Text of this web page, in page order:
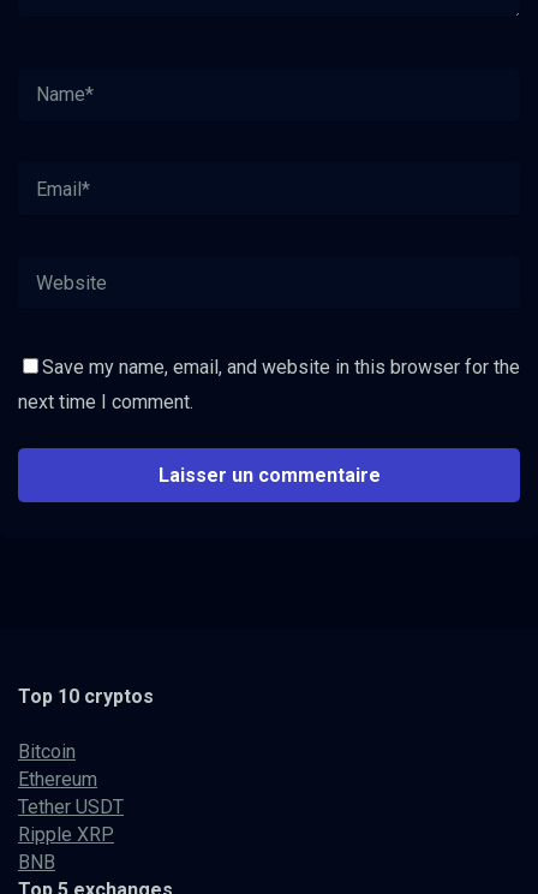
Save my name, email, and website in this browser for the
next time I comment.
Top 10 cryptos
Bitcoin
Ethereum
Tether USDT
Ripple XRP
BNB